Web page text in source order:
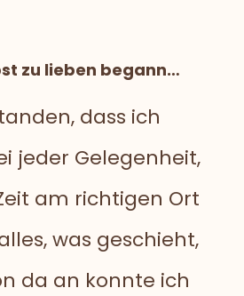
zu lieben begann…
dass ich
jeder Gelegenheit,
am richtigen Ort
was geschieht,
da an konnte ich